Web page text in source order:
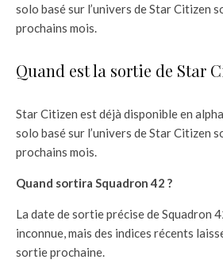
solo basé sur l’univers de Star Citizen
prochains mois.
Quand est la sortie de Star
Star Citizen est déjà disponible en
solo basé sur l’univers de Star Citizen
prochains mois.
Quand sortira Squadron 42 ?
La date de sortie précise de Squadron
inconnue, mais des indices récents
sortie prochaine.